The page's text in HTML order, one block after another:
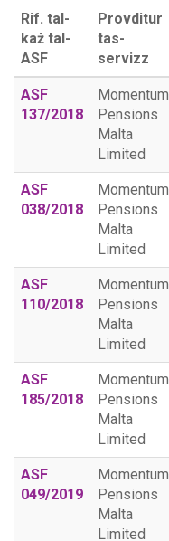
Rif. tal-
każ tal-
ASF
Provditur
tas-
servizz
ASF
137/2018
Momentum
Pensions
Malta
Limited
ASF
038/2018
Momentum
Pensions
Malta
Limited
ASF
110/2018
Momentum
Pensions
Malta
Limited
ASF
185/2018
Momentum
Pensions
Malta
Limited
ASF
049/2019
Momentum
Pensions
Malta
Limited